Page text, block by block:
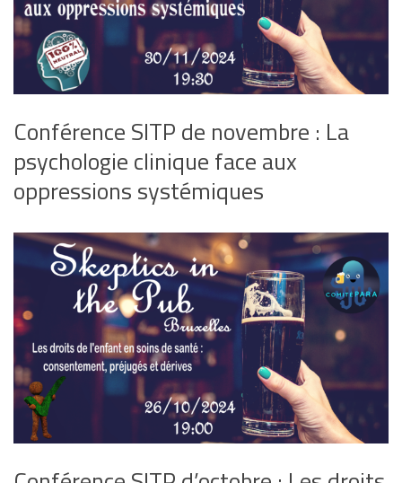
Conférence SITP de novembre : La
psychologie clinique face aux
oppressions systémiques